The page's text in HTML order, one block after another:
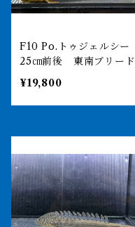
F10 Po.トゥジェルシー
25㎝前後 東南ブリード
¥19,800